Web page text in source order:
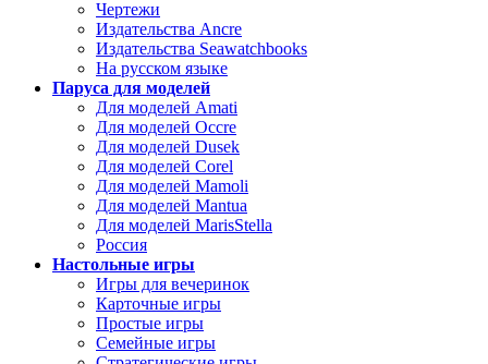
Чертежи
Издательства Ancre
Издательства Seawatchbooks
На русском языке
Паруса для моделей
Для моделей Amati
Для моделей Occre
Для моделей Dusek
Для моделей Corel
Для моделей Mamoli
Для моделей Mantua
Для моделей MarisStella
Россия
Настольные игры
Игры для вечеринок
Карточные игры
Простые игры
Семейные игры